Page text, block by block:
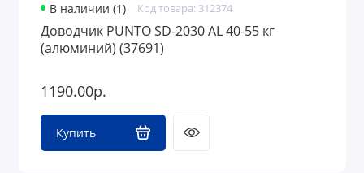
В наличии (1) Код товара: 312374
Доводчик PUNTO SD-2030 AL 40-55 кг
(алюминий) (37691)
1190.00р.
Купить